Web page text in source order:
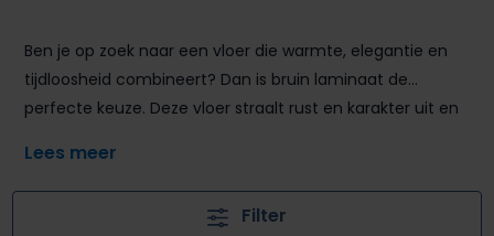
Ben je op zoek naar een vloer die warmte, elegantie en
tijdloosheid combineert? Dan is bruin laminaat de
perfecte keuze. Deze vloer straalt rust en karakter uit en
voor een moderne, industriële of landelijke woonstijl: met
bruin laminaat van Luxury Floors creëer je altijd een
sfeervolle ruimte met een natuurlijke uitstraling. Dankzij
Filter